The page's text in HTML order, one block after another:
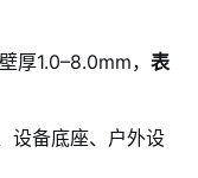
厚1.0–8.0mm， 表
设备底座、户外设